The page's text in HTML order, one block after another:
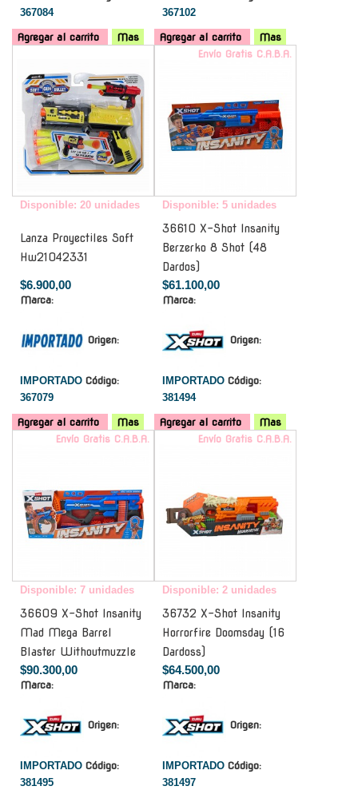
367084
Agregar al carrito Mas
367102
Agregar al carrito
Mas
Disponible: 20 unidades
Lanza Proyectiles Soft
Hw21042331
$6.900,00
Marca:
Origen:
IMPORTADO Código:
367079
Agregar al carrito Mas
Envío Gratis C.A.B.A.
Disponible: 5 unidades
36610 X-Shot Insanity
Berzerko 8 Shot (48
Dardos)
$61.100,00
Marca:
Origen:
IMPORTADO Código:
381494
Agregar al carrito
Mas
Envío Gratis C.A.B.A.
Disponible: 7 unidades
36609 X-Shot Insanity
Mad Mega Barrel
Blaster Withoutmuzzle
$90.300,00
Marca:
Origen:
IMPORTADO Código:
381495
Envío Gratis C.A.B.A.
Disponible: 2 unidades
36732 X-Shot Insanity
Horrorfire Doomsday (16
Dardoss)
$64.500,00
Marca:
Origen:
IMPORTADO Código:
381497